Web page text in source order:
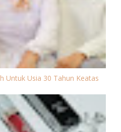
Untuk Usia 30 Tahun Keatas